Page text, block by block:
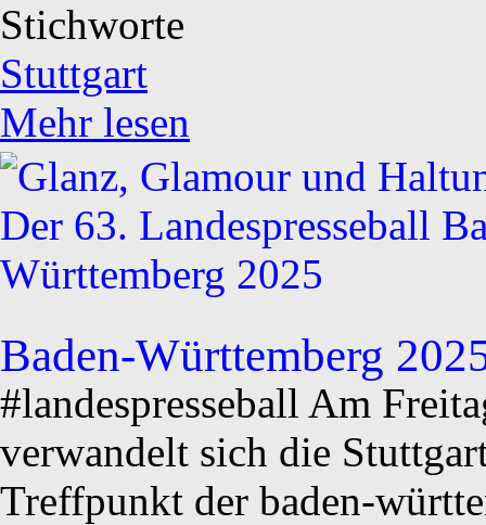
Stichworte
Stuttgart
Mehr lesen
Baden-Württemberg
#landespresseball Am
verwandelt sich die
Treffpunkt der baden-